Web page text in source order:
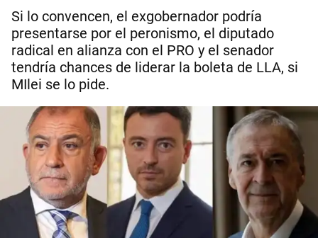
Si lo convencen, el exgobernador podría
presentarse por el peronismo, el diputado
radical en alianza con el PRO y el senador
tendría chances de liderar la boleta de LLA, si
MIlei se lo pide.